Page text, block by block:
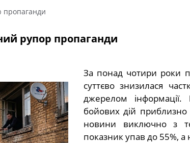
пропаганди
рупор пропаганди
За понад чотири роки
суттєво знизилася
джерелом
бойових дій приблизно
новини виключно з
показник упав до 55%,